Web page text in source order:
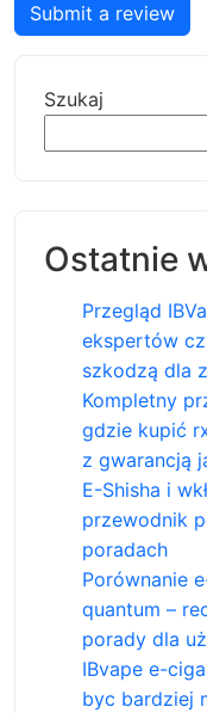
Submit a review
Szukaj
Ostatnie
Przegląd
ekspertów
szkodzą dla
Kompletny
gdzie kupić
z gwarancją
E-Shisha i
przewodnik
poradach
Porównanie
quantum –
porady dla
IBvape e-
byc bardziej